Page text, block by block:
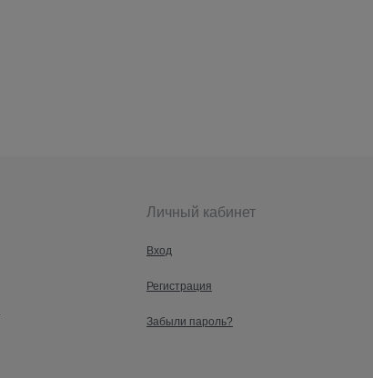
Личный кабинет
Вход
Регистрация
Забыли пароль?